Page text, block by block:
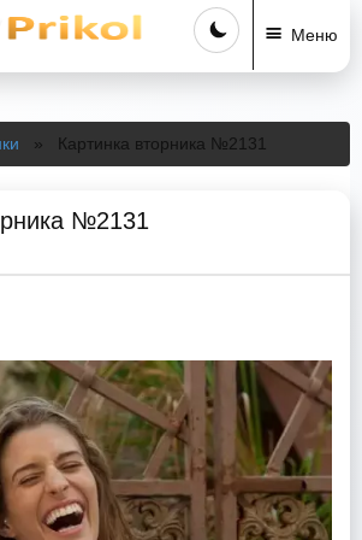
Меню
» Картинка вторника №2131
№2131